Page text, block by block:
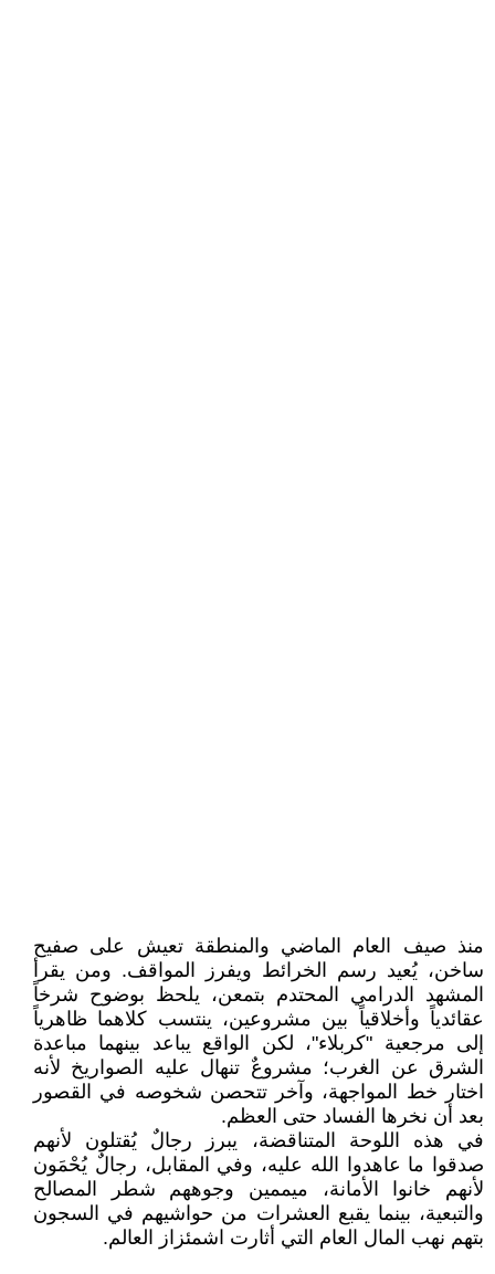
منذ صيف العام الماضي والمنطقة تعيش على صفيح
ساخن، يُعيد رسم الخرائط ويفرز المواقف. ومن يقرأ
المشهد الدرامي المحتدم بتمعن، يلحظ بوضوح شرخاً
عقائدياً وأخلاقياً بين مشروعين، ينتسب كلاهما ظاهرياً
إلى مرجعية "كربلاء"، لكن الواقع يباعد بينهما مباعدة
الشرق عن الغرب؛ مشروعٌ تنهال عليه الصواريخ لأنه
اختار خط المواجهة، وآخر تتحصن شخوصه في القصور
بعد أن نخرها الفساد حتى العظم.
في هذه اللوحة المتناقضة، يبرز رجالٌ يُقتلون لأنهم
صدقوا ما عاهدوا الله عليه، وفي المقابل، رجالٌ يُحْمَون
لأنهم خانوا الأمانة، ميممين وجوههم شطر المصالح
والتبعية، بينما يقبع العشرات من حواشيهم في السجون
بتهم نهب المال العام التي أثارت اشمئزاز العالم.